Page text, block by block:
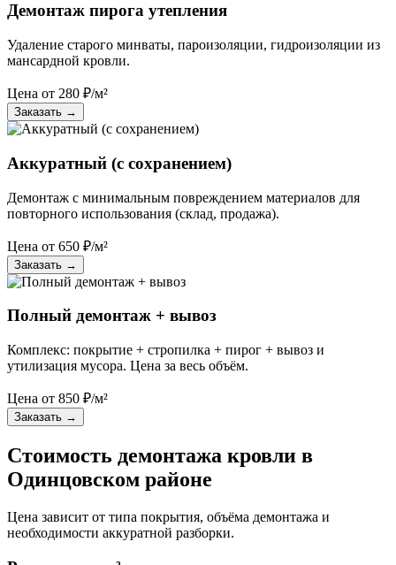
Демонтаж пирога утепления
Удаление старого минваты, пароизоляции, гидроизоляции из
мансардной кровли.
Цена от 280 ₽/м²
Заказать →
Аккуратный (с сохранением)
Демонтаж с минимальным повреждением материалов для
повторного использования (склад, продажа).
Цена от 650 ₽/м²
Заказать →
Полный демонтаж + вывоз
Комплекс: покрытие + стропилка + пирог + вывоз и
утилизация мусора. Цена за весь объём.
Цена от 850 ₽/м²
Заказать →
Стоимость демонтажа кровли в
Одинцовском районе
Цена зависит от типа покрытия, объёма демонтажа и
необходимости аккуратной разборки.